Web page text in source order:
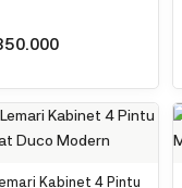
Kabinet 4 Pintu